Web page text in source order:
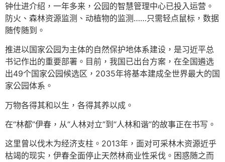
钟仕进介绍，一年多来，公园的智慧管理中心已投入运营。
防火、森林资源监测、动植物的监测……只需轻点鼠标，数据
随传随到。
推进以国家公园为主体的自然保护地体系建设，是习近平总
书记作出的重要部署。目前，我国已出台方案，在全国遴选
出49个国家公园候选区，2035年将基本建成全世界最大的国
家公园体系。
万物各得其和以生，各得其养以成。
在“林都”伊春，从“人林对立”到“人林和谐”的故事正在书写。
这里曾以伐木为经济支柱。2013年，面对可采林木资源近乎
枯竭的现实，伊春全面停止天然林商业性采伐。困惑随之而